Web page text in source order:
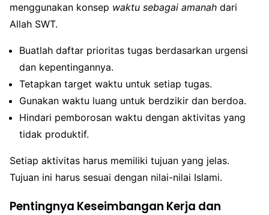
menggunakan konsep waktu sebagai amanah dari
Allah SWT.
Buatlah daftar prioritas tugas berdasarkan urgensi
dan kepentingannya.
Tetapkan target waktu untuk setiap tugas.
Gunakan waktu luang untuk berdzikir dan berdoa.
Hindari pemborosan waktu dengan aktivitas yang
tidak produktif.
Setiap aktivitas harus memiliki tujuan yang jelas.
Tujuan ini harus sesuai dengan nilai-nilai Islami.
Pentingnya Keseimbangan Kerja dan